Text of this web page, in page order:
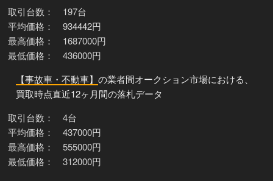
取引台数： 197台
平均価格： 934442円
最高価格： 1687000円
最低価格： 436000円
【事故車・不動車】 の業者間オークション市場における、
買取時点直近12ヶ月間の落札データ
取引台数： 4台
平均価格： 437000円
最高価格： 555000円
最低価格： 312000円